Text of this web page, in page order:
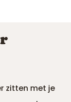
zitten met je